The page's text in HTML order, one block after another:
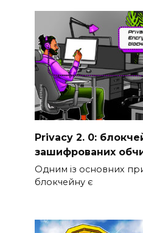
Privacy 2. 0:
зашифрованих
Одним із основних
блокчейну є